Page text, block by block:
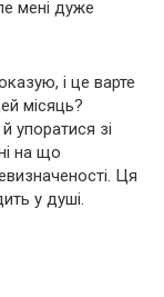
мені дуже
і це варте
місяць?
упоратися зі
на що
Ця
у душі.